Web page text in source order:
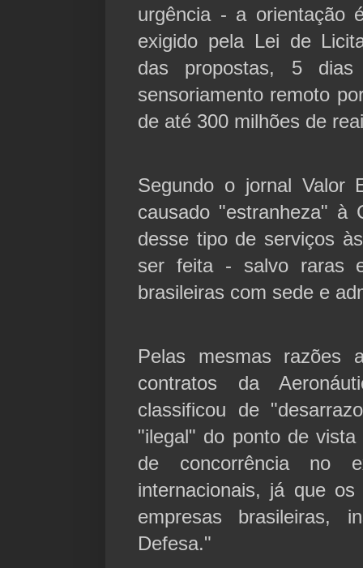
urgência - a orientação
exigido pela Lei de
das propostas, 5
sensoriamento remoto
de até 300 milhões de
Segundo o jornal Valor
causado "estranheza" à
desse tipo de serviços
ser feita - salvo raras
brasileiras com sede e
Pelas mesmas razões
contratos da
classificou de
"ilegal" do ponto de
de concorrência no
internacionais, já que
empresas brasileiras,
Defesa."